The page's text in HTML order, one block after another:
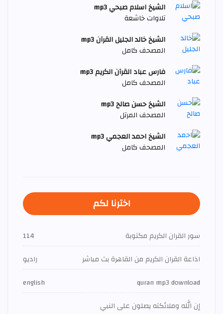
الشيخ اسلام صبحي mp3
تلاوات خاشعة
الشيخ خالد الجليل القرآن mp3
المصحف كامل
فارس عباد القرآن الكريم mp3
المصحف كامل
الشيخ حسن صالح mp3
المصحف المرتل
الشيخ احمد العجمي mp3
المصحف كامل
اخترنا لكم
سور القران الكريم مكتوبة
114
اذاعة القران الكريم من القاهرة بث مباشر
راديو
quran mp3 download
english
إن الله وملائكته يصلون على النبي